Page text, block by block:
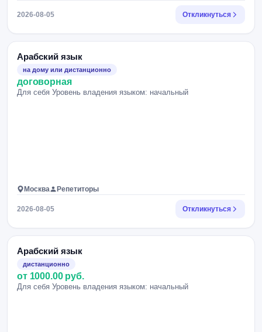
2026-08-05 Откликнуться
Арабский язык
на дому или дистанционно
договорная
Для себя Уровень владения языком: начальный
Москва Репетиторы
2026-08-05 Откликнуться
Арабский язык
дистанционно
от 1000.00 руб.
Для себя Уровень владения языком: начальный